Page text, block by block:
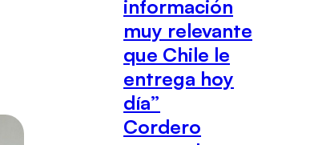
información
muy relevante
que Chile le
entrega hoy
día”
Cordero